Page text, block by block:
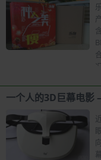
一个人的3D巨幕电影